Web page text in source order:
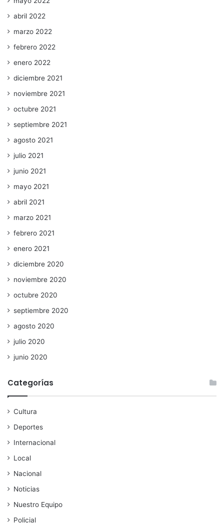
abril 2022
marzo 2022
febrero 2022
enero 2022
diciembre 2021
noviembre 2021
octubre 2021
septiembre 2021
agosto 2021
julio 2021
junio 2021
mayo 2021
abril 2021
marzo 2021
febrero 2021
enero 2021
diciembre 2020
noviembre 2020
octubre 2020
septiembre 2020
agosto 2020
julio 2020
junio 2020
Categorías
Cultura
Deportes
Internacional
Local
Nacional
Noticias
Nuestro Equipo
Policial